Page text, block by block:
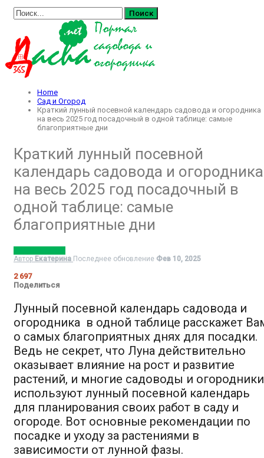
Home
Сад и Огород
Краткий лунный посевной календарь садовода и огородника
на весь 2025 год посадочный в одной таблице: самые
благоприятные дни
Краткий лунный посевной
календарь садовода и огородника
на весь 2025 год посадочный в
одной таблице: самые
благоприятные дни
Автор Екатерина Последнее обновление Фев 10, 2025
2 697
Поделиться
Лунный посевной календарь садовода и
огородника в одной таблице расскажет
о самых благоприятных днях для посадки.
Ведь не секрет, что Луна действительно
оказывает влияние на рост и развитие
растений, и многие садоводы и огородники
используют лунный посевной календарь
для планирования своих работ в саду и
огороде. Вот основные рекомендации по
посадке и уходу за растениями в
зависимости от лунной фазы.